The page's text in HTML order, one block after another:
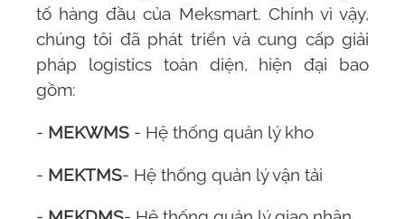
tố hàng đầu của Meksmart. Chính vì vậy,
chúng tôi đã phát triển và cung cấp giải
pháp logistics toàn diện, hiện đại bao
gồm:
- MEKWMS - Hệ thống quản lý kho
- MEKTMS- Hệ thống quản lý vận tải